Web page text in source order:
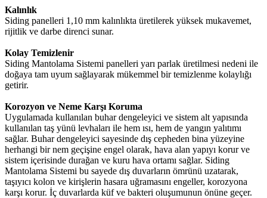
Kalınlık
Siding panelleri 1,10 mm kalınlıkta üretilerek yüksek mukavemet,
rijitlik ve darbe direnci sunar.
Kolay Temizlenir
Siding Mantolama Sistemi panelleri yarı parlak üretilmesi nedeni ile
doğaya tam uyum sağlayarak mükemmel bir temizlenme kolaylığı
getirir.
Korozyon ve Neme Karşı Koruma
Uygulamada kullanılan buhar dengeleyici ve sistem alt yapısında
kullanılan taş yünü levhaları ile hem ısı, hem de yangın yalıtımı
sağlar. Buhar dengeleyici sayesinde dış cepheden bina yüzeyine
herhangi bir nem geçişine engel olarak, hava alan yapıyı korur ve
sistem içerisinde durağan ve kuru hava ortamı sağlar. Siding
Mantolama Sistemi bu sayede dış duvarların ömrünü uzatarak,
taşıyıcı kolon ve kirişlerin hasara uğramasını engeller, korozyona
karşı korur. İç duvarlarda küf ve bakteri oluşumunun önüne geçer.